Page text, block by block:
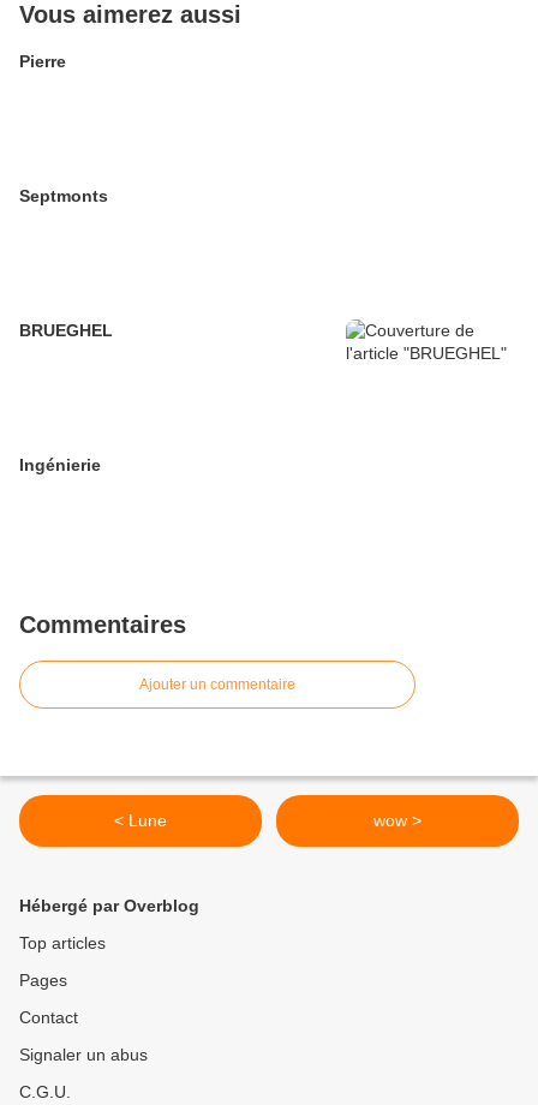
Vous aimerez aussi
Pierre
Septmonts
BRUEGHEL
Ingénierie
Commentaires
Ajouter un commentaire
< Lune wow >
Hébergé par Overblog
Top articles
Pages
Contact
Signaler un abus
C.G.U.